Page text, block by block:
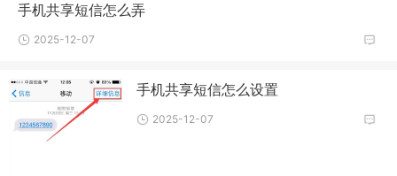
手机共享短信怎么弄
2025-12-07
手机共享短信怎么设置
2025-12-07